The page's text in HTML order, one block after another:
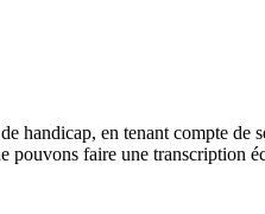
handicap, en tenant compte de
pouvons faire une transcription